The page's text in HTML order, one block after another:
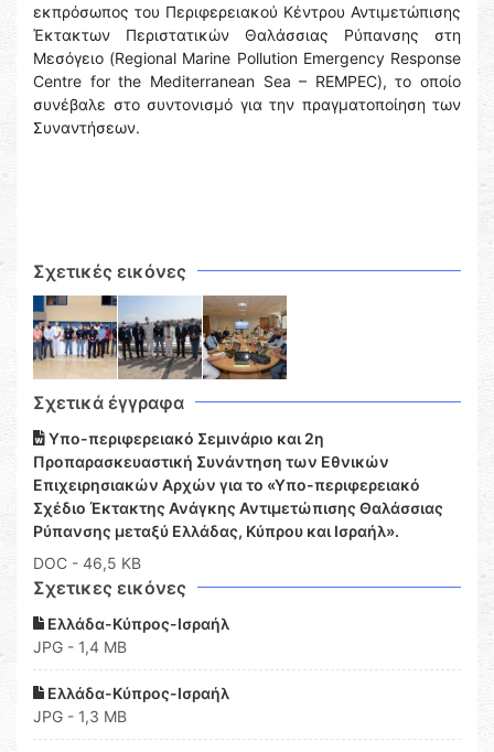
εκπρόσωπος του Περιφερειακού Κέντρου Αντιμετώπισης
Έκτακτων Περιστατικών Θαλάσσιας Ρύπανσης στη
Μεσόγειο (Regional Marine Pollution Emergency Response
Centre for the Mediterranean Sea – REMPEC), το οποίο
συνέβαλε στο συντονισμό για την πραγματοποίηση των
Συναντήσεων.
Σχετικές εικόνες
Σχετικά έγγραφα
Υπο-περιφερειακό Σεμινάριο και 2η
Προπαρασκευαστική Συνάντηση των Εθνικών
Επιχειρησιακών Αρχών για το «Υπο-περιφερειακό
Σχέδιο Έκτακτης Ανάγκης Αντιμετώπισης Θαλάσσιας
Ρύπανσης μεταξύ Ελλάδας, Κύπρου και Ισραήλ».
DOC - 46,5 KB
Σχετικες εικόνες
Ελλάδα-Κύπρος-Ισραήλ
JPG - 1,4 MB
Ελλάδα-Κύπρος-Ισραήλ
JPG - 1,3 MB